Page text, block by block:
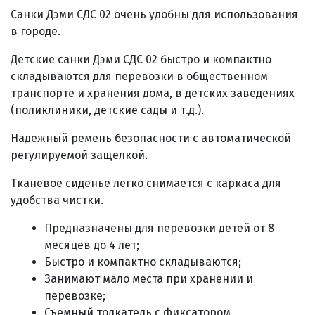
Санки Дэми СДС 02 очень удобны для использования
в городе.
Детские санки Дэми СДС 02 быстро и компактно
складываются для перевозки в общественном
транспорте и хранения дома, в детских заведениях
(поликлиники, детские сады и т.д.).
Надежный ремень безопасности с автоматической
регулируемой защелкой.
Тканевое сиденье легко снимается с каркаса для
удобства чистки.
Предназначены для перевозки детей от 8
месяцев до 4 лет;
Быстро и компактно складываются;
Занимают мало места при хранении и
перевозке;